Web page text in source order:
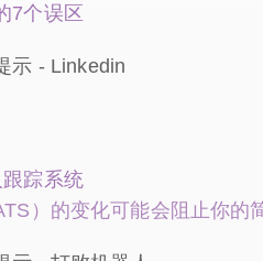
7个误区
示 - Linkedin
踪系统
）的变化可能会阻止你的